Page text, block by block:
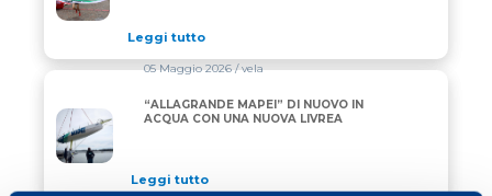
Leggi tutto
“ALLAGRANDE MAPEI” DI NUOVO IN ACQUA CON
05 Maggio 2026/ vela
“ALLAGRANDE MAPEI” DI NUOVO IN
ACQUA CON UNA NUOVA LIVREA
Leggi tutto